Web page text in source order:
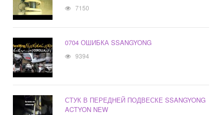
7150
0704 ОШИБКА SSANGYONG
9394
СТУК В ПЕРЕДНЕЙ ПОДВЕСКЕ SSANGYONG
ACTYON NEW